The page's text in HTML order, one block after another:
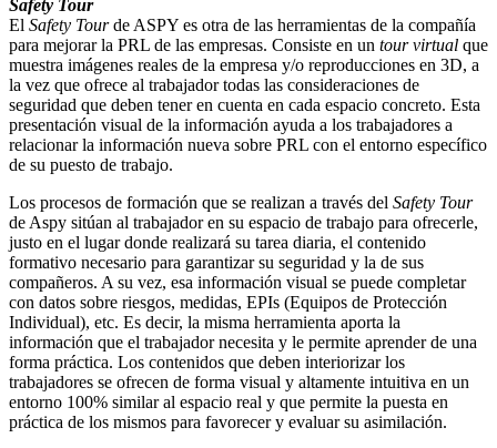
Safety Tour
El Safety Tourde ASPY es otra de las herramientas de la compañía
para mejorar la PRL de las empresas. Consiste en un tour virtual que
muestra imágenes reales de la empresa y/o reproducciones en 3D, a
la vez que ofrece al trabajador todas las consideraciones de
seguridad que deben tener en cuenta en cada espacio concreto. Esta
presentación visual de la información ayuda a los trabajadores a
relacionar la información nueva sobre PRL con el entorno específico
de su puesto de trabajo.
Los procesos de formación que se realizan a través del Safety Tour
de Aspy sitúan al trabajador en su espacio de trabajo para ofrecerle,
justo en el lugar donde realizará su tarea diaria, el contenido
formativo necesario para garantizar su seguridad y la de sus
compañeros. A su vez, esa información visual se puede completar
con datos sobre riesgos, medidas, EPIs (Equipos de Protección
Individual), etc. Es decir, la misma herramienta aporta la
información que el trabajador necesita y le permite aprender de una
forma práctica. Los contenidos que deben interiorizar los
trabajadores se ofrecen de forma visual y altamente intuitiva en un
entorno 100% similar al espacio real y que permite la puesta en
práctica de los mismos para favorecer y evaluar su asimilación.